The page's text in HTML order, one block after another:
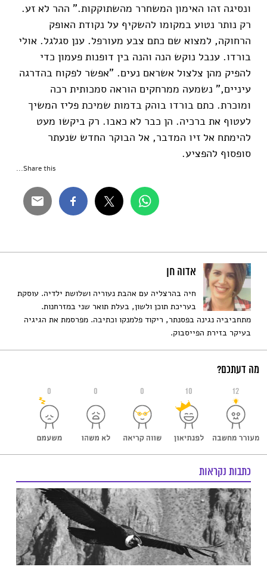
ונסיגה זהו האימון המשחרר מהשתוקקות.” ההר לא זע.
רק נותר נטוע במקומו להשקיף על נקודת האופק
הרחוקה, למצוא שם כתם צבע מעורפל. ענן סגלגל. אולי
בורדו. ענבל נוקש הנה והנה בין דופנות פעמון כדי
להפיק מהן צלצול אשראם נעים. "אפשר לפקוח בהדרגה
עיניים,” נשמעה ממרחקים הוראה סמכותית רכה
ומוכרת. כתם בורדו בוהק בדמות שמיכת פליז המשיך
לעטוף את ברכיה. הן כבר לא כאבו. רק ביקשו מעט
להימתח אל זיו המדבר, אל הבוקר החדש שנעתר
סופסוף להפציע.
Share this...
אדוה חן
חיה בהרצליה עם אהבת נעוריה ושלושת ילדיה. עוסקת
בעריכת תוכן ולשון, בעלת תואר שני במזרחנות.
מתחביביה נגינה בפסנתר, ריקוד פלמנקו וכתיבה. מפרסמת את הגיגיה
בעיקר בזירת הפייסבוק.
מה דעתכם?
0 0 0 10 12
כתבות נקראות